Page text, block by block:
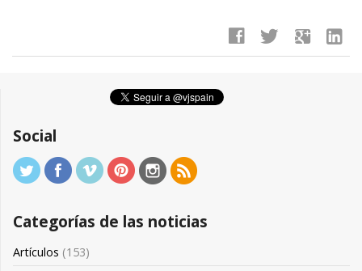
facebook twitter google linkedin
Social
Categorías de las noticias
Artículos (153)